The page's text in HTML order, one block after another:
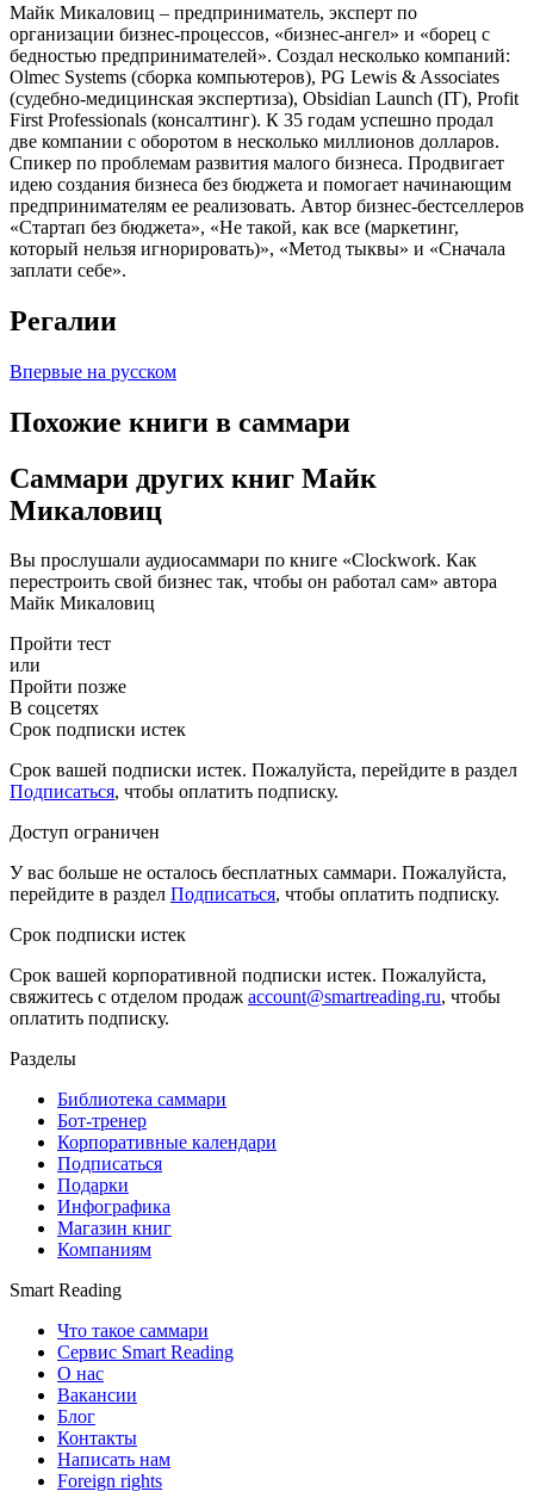
Майк Микаловиц – предприниматель, эксперт по
организации бизнес-процессов, «бизнес-ангел» и «борец с
бедностью предпринимателей». Создал несколько компаний:
Olmec Systems (сборка компьютеров), PG Lewis & Associates
(судебно-медицинская экспертиза), Obsidian Launch (IT), Profit
First Professionals (консалтинг). К 35 годам успешно продал
две компании с оборотом в несколько миллионов долларов.
Спикер по проблемам развития малого бизнеса. Продвигает
идею создания бизнеса без бюджета и помогает начинающим
предпринимателям ее реализовать. Автор бизнес-бестселлеров
«Стартап без бюджета», «Не такой, как все (маркетинг,
который нельзя игнорировать)», «Метод тыквы» и «Сначала
заплати себе».
Регалии
Впервые на русском
Похожие книги в саммари
Саммари других книг Майк
Микаловиц
Вы прослушали аудиосаммари по книге «Clockwork. Как
перестроить свой бизнес так, чтобы он работал сам» автора
Майк Микаловиц
Пройти тест
или
Пройти позже
В соцсетях
Срок подписки истек
Срок вашей подписки истек. Пожалуйста, перейдите в раздел
Подписаться, чтобы оплатить подписку.
Доступ ограничен
У вас больше не осталось бесплатных саммари. Пожалуйста,
перейдите в раздел Подписаться, чтобы оплатить подписку.
Срок подписки истек
Срок вашей корпоративной подписки истек. Пожалуйста,
свяжитесь с отделом продаж account@smartreading.ru, чтобы
оплатить подписку.
Разделы
Библиотека саммари
Бот-тренер
Корпоративные календари
Подписаться
Подарки
Инфографика
Магазин книг
Компаниям
Smart Reading
Что такое саммари
Сервис Smart Reading
О нас
Вакансии
Блог
Контакты
Написать нам
Foreign rights